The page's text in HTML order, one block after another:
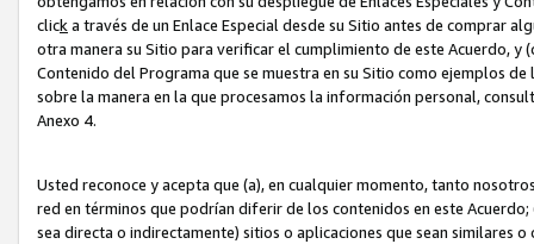
clicka través de un Enlace Especial desde su Sitio antes de comprar
otra manera su Sitio para verificar el cumplimiento de este Acuerdo,
Contenido del Programa que se muestra en su Sitio como ejemplos
sobre la manera en la que procesamos la información personal,
Anexo 4.
Usted reconoce y acepta que (a), en cualquier momento, tanto
red en términos que podrían diferir de los contenidos en este
sea directa o indirectamente) sitios o aplicaciones que sean similares